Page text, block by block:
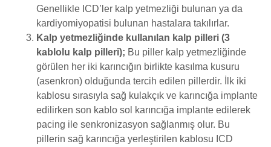
Genellikle ICD’ler kalp yetmezliği bulunan ya da
kardiyomiyopatisi bulunan hastalara takılırlar.
Kalp yetmezliğinde kullanılan kalp pilleri (3
kablolu kalp pilleri); Bu piller kalp yetmezliğinde
görülen her iki karıncığın birlikte kasılma kusuru
(asenkron) olduğunda tercih edilen pillerdir. İlk iki
kablosu sırasıyla sağ kulakçık ve karıncığa implante
edilirken son kablo sol karıncığa implante edilerek
pacing ile senkronizasyon sağlanmış olur. Bu
pillerin sağ karıncığa yerleştirilen kablosu ICD